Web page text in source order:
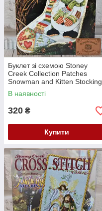
Буклет зі схемою Stoney
Creek Collection Patches
Snowman and Kitten Stocking
Leaflet 603
В наявності
320 ₴
Купити